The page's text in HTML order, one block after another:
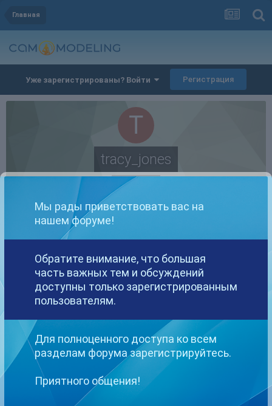
Главная
Уже зарегистрированы? Войти Регистрация
tracy_jones
Members
ПУБЛИКАЦИЙ
ЗАРЕГИСТРИРОВАН
февраля,
ПОСЕЩЕНИЕ
6 апреля,
2022
Тип контента
Мы рады приветствовать вас на
нашем форуме!
Обратите внимание, что большая
часть важных тем и обсуждений
доступны только зарегистрированным
пользователям.
Для полноценного доступа ко всем
разделам форума зарегистрируйтесь.
Приятного общения!